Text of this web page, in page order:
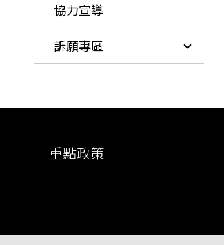
協力宣導
訴願專區
重點政策